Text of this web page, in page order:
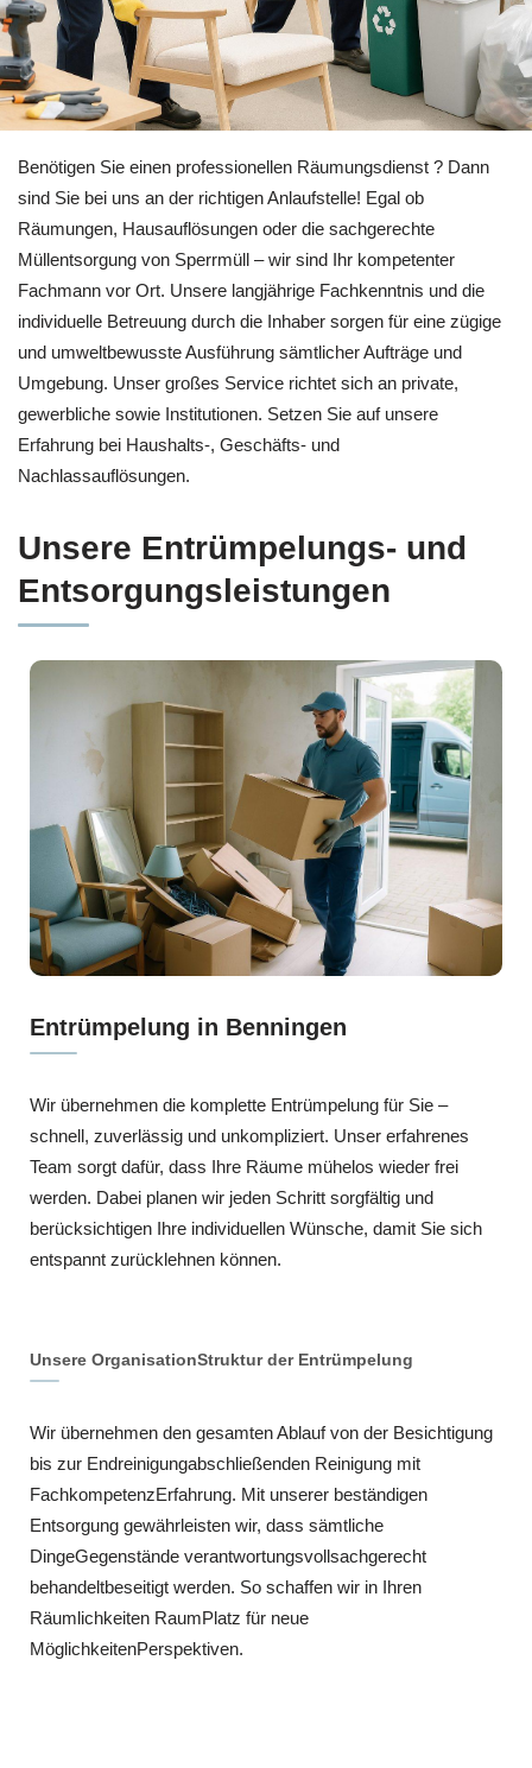
Besuchen Sie 🏡RäumProjekt für Benningen (Neckar) zu
Benötigen Sie einen professionellen Räumungsdienst ? Dann
sind Sie bei uns an der richtigen Anlaufstelle! Egal ob
Räumungen, Hausauflösungen oder die sachgerechte
Müllentsorgung von Sperrmüll – wir sind Ihr kompetenter
Fachmann vor Ort. Unsere langjährige Fachkenntnis und die
individuelle Betreuung durch die Inhaber sorgen für eine zügige
und umweltbewusste Ausführung sämtlicher Aufträge und
Umgebung. Unser großes Service richtet sich an private,
gewerbliche sowie Institutionen. Setzen Sie auf unsere
Erfahrung bei Haushalts-, Geschäfts- und
Nachlassauflösungen.
Unsere Entrümpelungs- und
Entsorgungsleistungen
Entrümpelung in Benningen
Wir übernehmen die komplette Entrümpelung für Sie –
schnell, zuverlässig und unkompliziert. Unser erfahrenes
Team sorgt dafür, dass Ihre Räume mühelos wieder frei
werden. Dabei planen wir jeden Schritt sorgfältig und
berücksichtigen Ihre individuellen Wünsche, damit Sie sich
entspannt zurücklehnen können.
Unsere OrganisationStruktur der Entrümpelung
Wir übernehmen den gesamten Ablauf von der Besichtigung
bis zur Endreinigungabschließenden Reinigung mit
FachkompetenzErfahrung. Mit unserer beständigen
Entsorgung gewährleisten wir, dass sämtliche
DingeGegenstände verantwortungsvollsachgerecht
behandeltbeseitigt werden. So schaffen wir in Ihren
Räumlichkeiten RaumPlatz für neue
MöglichkeitenPerspektiven.